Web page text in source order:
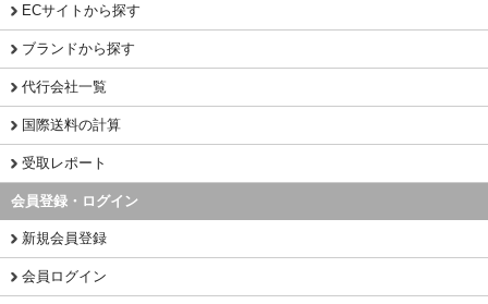
ECサイトから探す
ブランドから探す
代行会社一覧
国際送料の計算
受取レポート
会員登録・ログイン
新規会員登録
会員ログイン